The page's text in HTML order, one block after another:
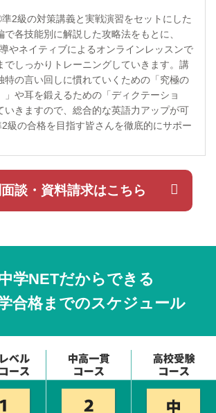
2級の対策講義と実戦演習をセットにした
で各技能別に解説した攻略法をもとに、
やネイティブによるオンラインレッスンで
でしっかりトレーニングしていきます。講
特の言い回しに慣れていくための「究極の
」や耳を鍛えるための「ディクテーショ
いきますので、総合的な英語力アップが可
級の合格を目指す皆さんを徹底的にサポー
談・資料請求はこちら
学NETだからできる
合格までのスケジュール